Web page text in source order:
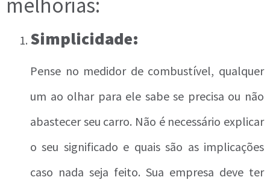
melhorias:
Simplicidade:
Pense no medidor de combustível, qualquer
um ao olhar para ele sabe se precisa ou não
abastecer seu carro. Não é necessário explicar
o seu significado e quais são as implicações
caso nada seja feito. Sua empresa deve ter